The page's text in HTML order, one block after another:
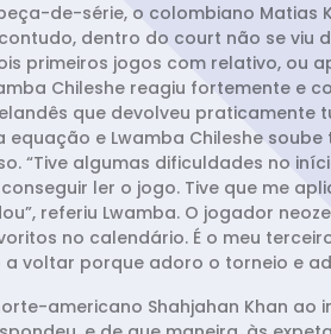
de-série, o colombiano Matias
dentro do court não se viu
primeiros jogos com relativo, ou
Chileshe reagiu fortemente e
que devolveu praticamente
e Lwamba Chileshe
“Tive algumas dificuldades no
ler o jogo. Tive que me
referiu Lwamba. O jogador
no calendário. É o meu
voltar porque adoro o torneio e
americano Shahjahan Khan ao